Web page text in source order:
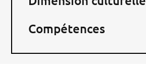
Compétences